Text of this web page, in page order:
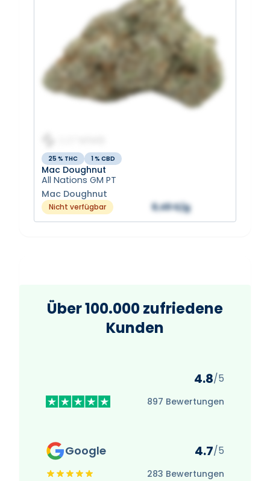
25 % THC 1 % CBD
Mac Doughnut
All Nations GM PT
Mac Doughnut
Nicht verfügbar 8,49 €/g
Über 100.000 zufriedene
Kunden
4.8/5
897 Bewertungen
Google 4.7/5
283 Bewertungen